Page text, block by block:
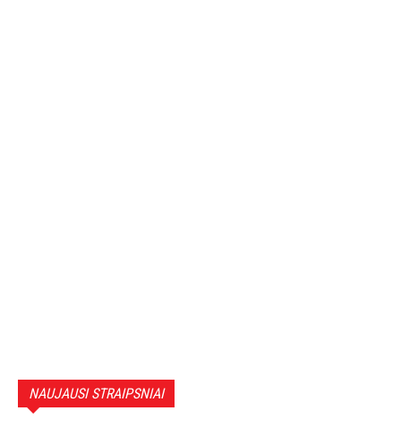
NAUJAUSI STRAIPSNIAI